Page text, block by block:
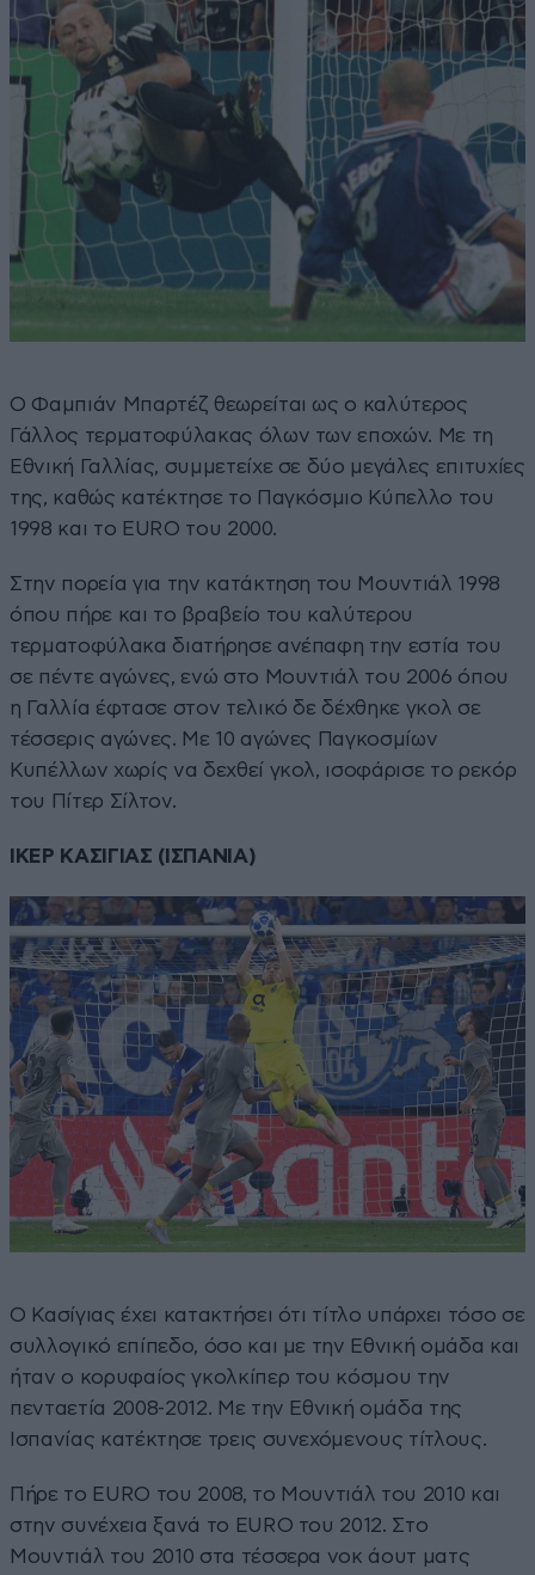
Ο Φαμπιάν Μπαρτέζ θεωρείται ως ο καλύτερος
Γάλλος τερματοφύλακας όλων των εποχών. Με τη
Εθνική Γαλλίας, συμμετείχε σε δύο μεγάλες επιτυχίες
της, καθώς κατέκτησε το Παγκόσμιο Κύπελλο του
1998 και το EURO του 2000.
Στην πορεία για την κατάκτηση του Μουντιάλ 1998
όπου πήρε και το βραβείο του καλύτερου
τερματοφύλακα διατήρησε ανέπαφη την εστία του
σε πέντε αγώνες, ενώ στο Μουντιάλ του 2006 όπου
η Γαλλία έφτασε στον τελικό δε δέχθηκε γκολ σε
τέσσερις αγώνες. Με 10 αγώνες Παγκοσμίων
Κυπέλλων χωρίς να δεχθεί γκολ, ισοφάρισε το ρεκόρ
του Πίτερ Σίλτον.
ΙΚΕΡ ΚΑΣΙΓΙΑΣ (ΙΣΠΑΝΙΑ)
Ο Κασίγιας έχει κατακτήσει ότι τίτλο υπάρχει τόσο σε
συλλογικό επίπεδο, όσο και με την Εθνική ομάδα και
ήταν ο κορυφαίος γκολκίπερ του κόσμου την
πενταετία 2008-2012. Με την Εθνική ομάδα της
Ισπανίας κατέκτησε τρεις συνεχόμενους τίτλους.
Πήρε το EURO του 2008, το Μουντιάλ του 2010 και
στην συνέχεια ξανά το EURO του 2012. Στο
Μουντιάλ του 2010 στα τέσσερα νοκ άουτ ματς